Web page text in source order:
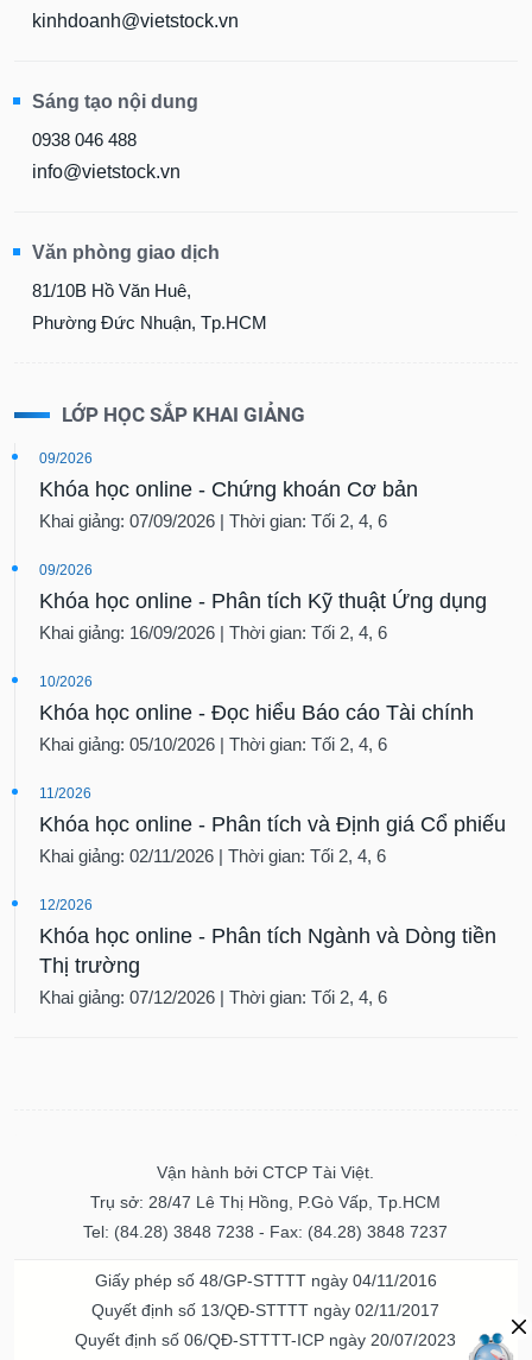
kinhdoanh@vietstock.vn
Sáng tạo nội dung
0938 046 488
info@vietstock.vn
Văn phòng giao dịch
81/10B Hồ Văn Huê,
Phường Đức Nhuận, Tp.HCM
LỚP HỌC SẮP KHAI GIẢNG
09/2026
Khóa học online - Chứng khoán Cơ bản
Khai giảng: 07/09/2026 | Thời gian: Tối 2, 4, 6
09/2026
Khóa học online - Phân tích Kỹ thuật Ứng dụng
Khai giảng: 16/09/2026 | Thời gian: Tối 2, 4, 6
10/2026
Khóa học online - Đọc hiểu Báo cáo Tài chính
Khai giảng: 05/10/2026 | Thời gian: Tối 2, 4, 6
11/2026
Khóa học online - Phân tích và Định giá Cổ phiếu
Khai giảng: 02/11/2026 | Thời gian: Tối 2, 4, 6
12/2026
Khóa học online - Phân tích Ngành và Dòng tiền
Thị trường
Khai giảng: 07/12/2026 | Thời gian: Tối 2, 4, 6
Vận hành bởi CTCP Tài Việt.
Trụ sở: 28/47 Lê Thị Hồng, P.Gò Vấp, Tp.HCM
Tel: (84.28) 3848 7238 - Fax: (84.28) 3848 7237
Giấy phép số 48/GP-STTTT ngày 04/11/2016
Quyết định số 13/QĐ-STTTT ngày 02/11/2017
Quyết định số 06/QĐ-STTTT-ICP ngày 20/07/2023